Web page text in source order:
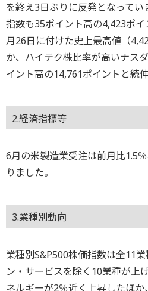
を終え3日ぶりに反発となってい
指数も35ポイント高の4,423ポ
月26日に付けた史上最高値（
か、ハイテク株比率が高いナス
イント高の14,761ポイントと続
2.経済指標等
6月の米製造業受注は前月比1.5
りました。
3.業種別動向
業種別S&P500株価指数は全11
ン・サービスを除く10業種が上
ネルギーが2％近く上昇したほ